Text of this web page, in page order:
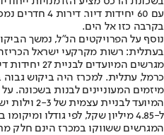
עם 60 יחידות
בקרבה כזו אל הים.
נוסף על הפרויקטים הנ"ל, נמשך
מגרשים
ל-4.85 מיליון שקל, לפי גודלו ומיקומו בשכונה.
המגרשים ששווקו במכרז הינם חלק